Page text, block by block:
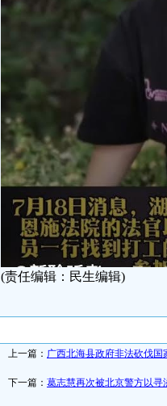
(责任编辑：民生编辑)
上一篇： 广西北海县政府非法砍伐
下一篇： 葛志慧再次被北京警方以寻